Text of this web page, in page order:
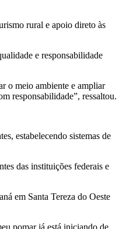
rural e apoio direto às
e responsabilidade
o meio ambiente e ampliar
responsabilidade”, ressaltou.
estabelecendo sistemas de
das instituições federais e
em Santa Tereza do Oeste
pomar já está iniciando de